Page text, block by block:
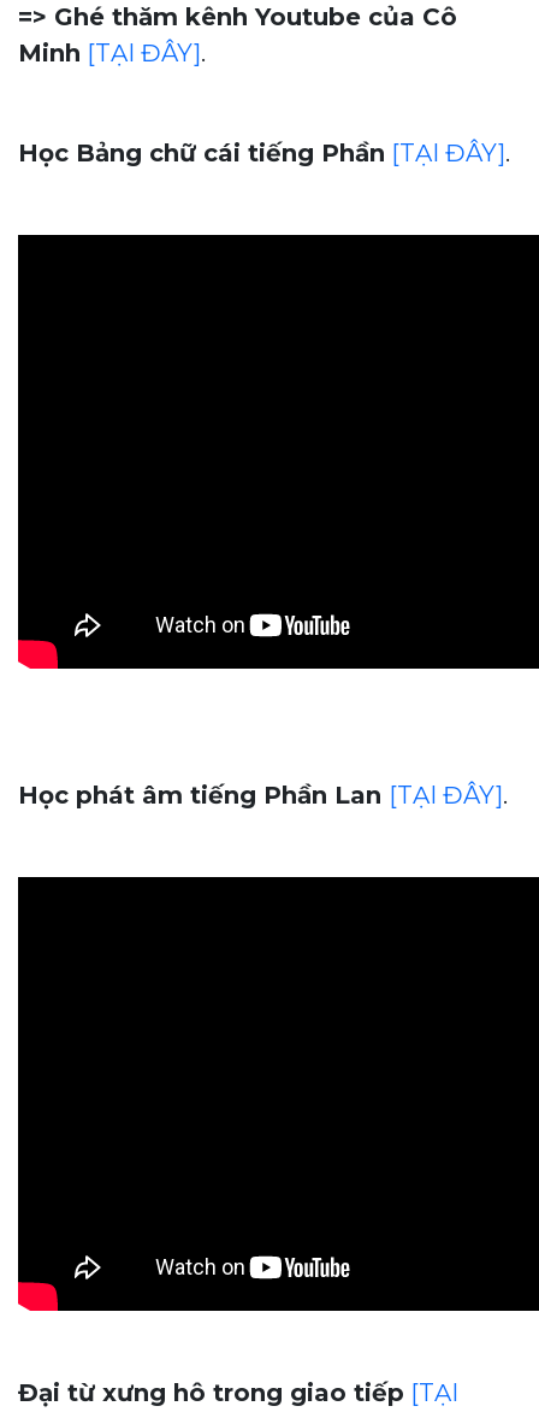
=> Ghé thăm kênh Youtube của Cô
Minh [TẠI ĐÂY].
Học Bảng chữ cái tiếng Phần [TẠI ĐÂY].
Học phát âm tiếng Phần Lan [TẠI ĐÂY].
Đại từ xưng hô trong giao tiếp [TẠI